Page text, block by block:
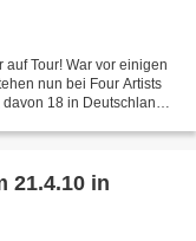
Tour! War vor einigen
nun bei Four Artists
18 in Deutschland,
21.4.10 in